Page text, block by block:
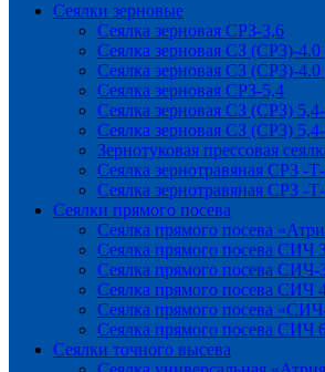
Сеялки зерновые
Сеялка зерновая СРЗ-3,6
Сеялка зерновая СЗ (СРЗ)-
Сеялка зерновая СЗ (СРЗ)-
Сеялка зерновая СРЗ-5,4
Сеялка зерновая СЗ (СРЗ) 5,4-
Сеялка зерновая СЗ (СРЗ)
Зернотуковая прессовая
Сеялка зернотравяная СРЗ -
Сеялка зернотравяная СРЗ -
Сеялки прямого посева
Сеялка прямого посева
Сеялка прямого посева СИЧ
Сеялка прямого посева
Сеялка прямого посева СИЧ
Сеялка прямого посева
Сеялка прямого посева СИЧ
Сеялки точного высева